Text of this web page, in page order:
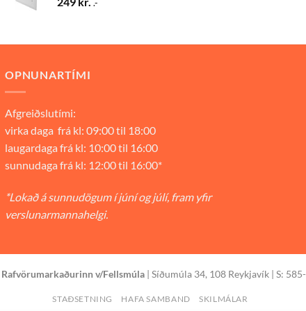
.-
OPNUNARTÍMI
Afgreiðslutími:
virka daga frá kl: 09:00 til 18:00
laugardaga frá kl: 10:00 til 16:00
sunnudaga frá kl: 12:00 til 16:00*
*Lokað á sunnudögum í júní og júlí, fram yfir
verslunarmannahelgi.
Rafvörumarkaðurinn v/Fellsmúla | Síðumúla 34, 108 Reykjavík | S:
STAÐSETNING HAFA SAMBAND SKILMÁLAR